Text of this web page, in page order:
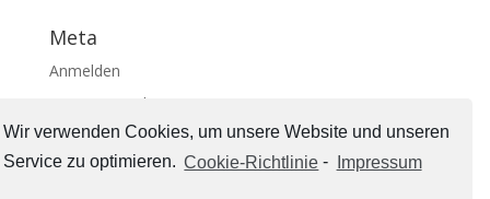
Wir verwenden Cookies, um unsere Website und unseren
Service zu optimieren. Cookie-Richtlinie - Impressum
Meta
Anmelden
Eintrags-Feed
Kommentar-Feed
WordPress.org